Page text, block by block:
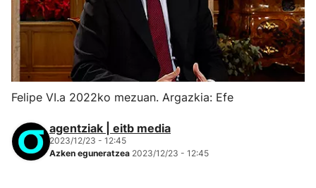
Felipe VI.a 2022ko mezuan. Argazkia: Efe
agentziak | eitb media
2023/12/23 - 12:45
Azken eguneratzea 2023/12/23 - 12:45